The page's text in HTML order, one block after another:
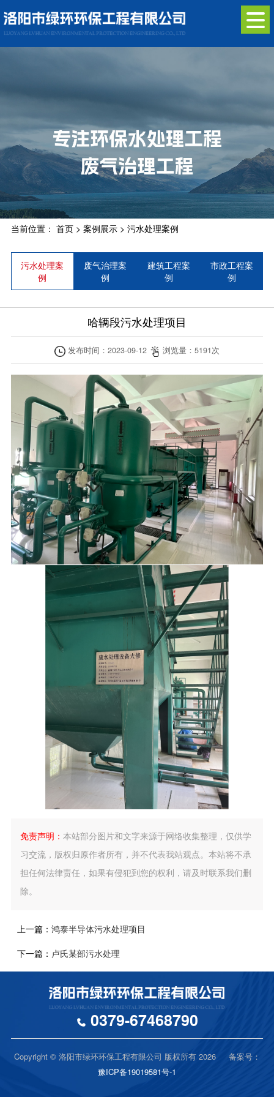
当前位置： 首页> 案例展示> 污水处理案例
污水处理案
例
废气治理案
例
建筑工程案
例
市政工程案
例
哈辆段污水处理项目
发布时间：2023-09-12 浏览量：5191
免责声明： 本站部分图片和文字来源于网络收集整理，仅供学
习交流，版权归原作者所有，并不代表我站观点。本站将不承
担任何法律责任，如果有侵犯到您的权利，请及时联系我们删
除。
上一篇： 鸿泰半导体污水处理项目
下一篇： 卢氏某部污水处理
0379-67468790
Copyright © 洛阳市绿环环保工程有限公司 版权所有 2026 备案号：
豫ICP备19019581号-1